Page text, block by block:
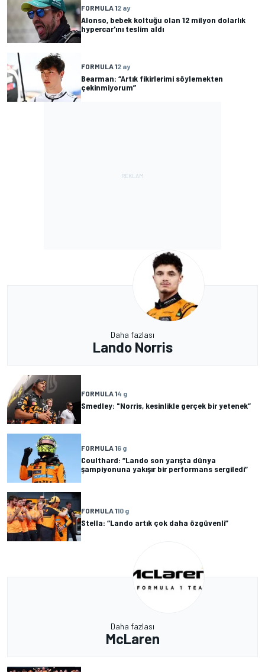
FORMULA 12 ay
Alonso, bebek koltuğu olan 12 milyon dolarlık
hypercar'ını teslim aldı
FORMULA 12 ay
Bearman: “Artık fikirlerimi söylemekten
çekinmiyorum”
Daha fazlası
Lando Norris
FORMULA 14 g
Smedley: "Norris, kesinlikle gerçek bir yetenek”
FORMULA 16 g
Coulthard: “Lando son yarışta dünya
şampiyonuna yakışır bir performans sergiledi”
FORMULA 110 g
Stella: “Lando artık çok daha özgüvenli”
Daha fazlası
McLaren